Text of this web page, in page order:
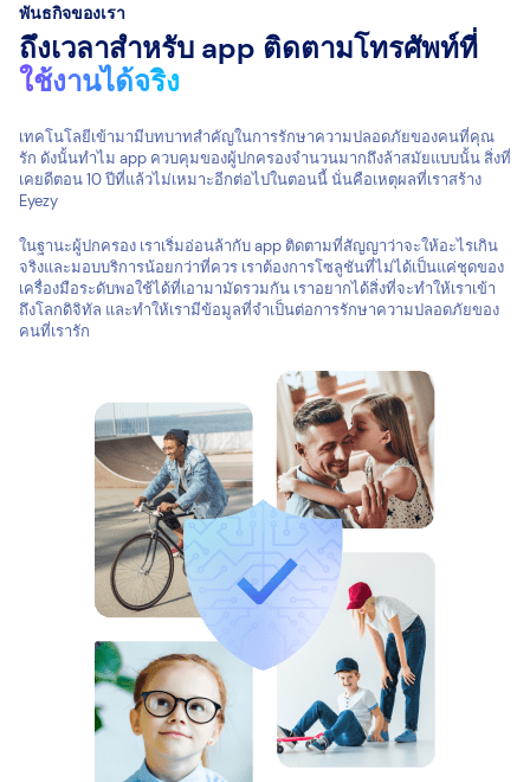
พันธกิจของเรา
ถึงเวลาสำหรับ app ติดตามโทรศัพท์ที่
ใช้งานได้จริง
เทคโนโลยีเข้ามามีบทบาทสำคัญในการรักษาความปลอดภัยของคนที่คุณ
รัก ดังนั้นทำไม app ควบคุมของผู้ปกครองจำนวนมากถึงล้าสมัยแบบนั้น สิ่งที่
เคยดีตอน 10 ปีที่แล้วไม่เหมาะอีกต่อไปในตอนนี้ นั่นคือเหตุผลที่เราสร้าง
Eyezy
ในฐานะผู้ปกครอง เราเริ่มอ่อนล้ากับ app ติดตามที่สัญญาว่าจะให้อะไรเกิน
จริงและมอบบริการน้อยกว่าที่ควร เราต้องการโซลูชันที่ไม่ได้เป็นแค่ชุดของ
เครื่องมือระดับพอใช้ได้ที่เอามามัดรวมกัน เราอยากได้สิ่งที่จะทำให้เราเข้า
ถึงโลกดิจิทัล และทำให้เรามีข้อมูลที่จำเป็นต่อการรักษาความปลอดภัยของ
คนที่เรารัก